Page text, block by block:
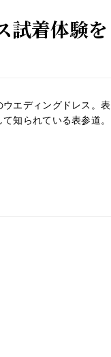
試着体験を
エディングドレス。表
知られている表参道。